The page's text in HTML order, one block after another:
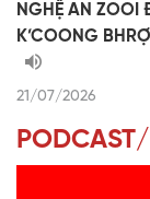
NGHỆ AN
K’COONG
21/07/2026